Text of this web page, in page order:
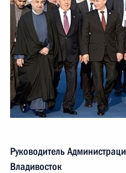
Руководитель
Владивосток